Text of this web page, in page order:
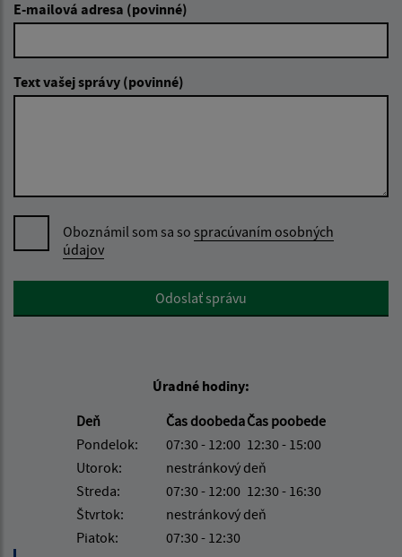
E-mailová adresa (povinné)
Text vašej správy (povinné)
Oboznámil som sa so spracúvaním osobných
údajov
Google reCaptcha ResponseOdoslať správu
Úradné hodiny:
Deň
Čas doobedaČas poobede
Pondelok:
07:30 - 12:00 12:30 - 15:00
Utorok:
nestránkový deň
Streda:
07:30 - 12:00 12:30 - 16:30
Štvrtok:
nestránkový deň
Piatok:
07:30 - 12:30